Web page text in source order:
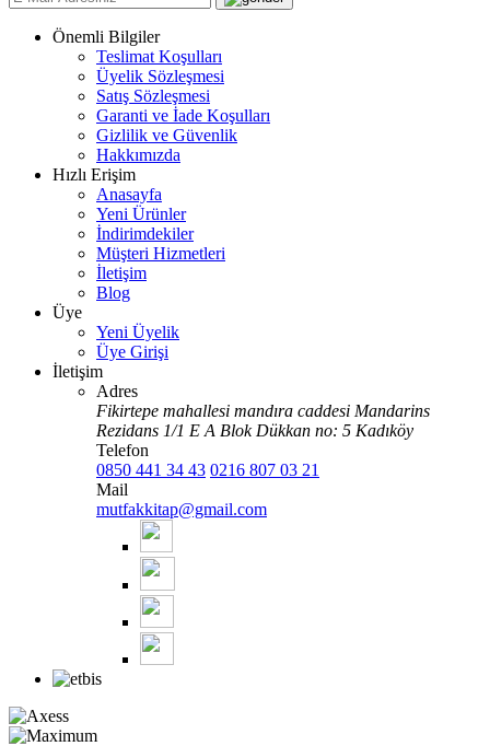
Önemli Bilgiler
Teslimat Koşulları
Üyelik Sözleşmesi
Satış Sözleşmesi
Garanti ve İade Koşulları
Gizlilik ve Güvenlik
Hakkımızda
Hızlı Erişim
Anasayfa
Yeni Ürünler
İndirimdekiler
Müşteri Hizmetleri
İletişim
Blog
Üye
Yeni Üyelik
Üye Girişi
İletişim
Adres
Fikirtepe mahallesi mandıra caddesi Mandarins
Rezidans 1/1 E A Blok Dükkan no: 5 Kadıköy
Telefon
0850 441 34 43 0216 807 03 21
Mail
mutfakkitap@gmail.com